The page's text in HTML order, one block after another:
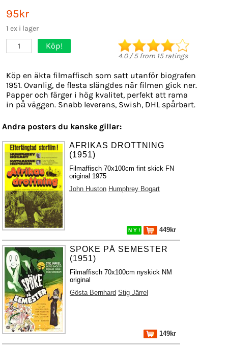
95kr
1 ex i lager
1 Köp!
4.0/5from 15ratings
Köp en äkta filmaffisch som satt utanför biografen
1951. Ovanlig, de flesta slängdes när filmen gick ner.
Papper och färger i hög kvalitet, perfekt att rama
in på väggen. Snabb leverans, Swish, DHL spårbart.
Andra posters du kanske gillar:
AFRIKAS DROTTNING
(1951)
Filmaffisch 70x100cm fint skick FN
original 1975
John Huston Humphrey Bogart
N Y ! 449kr
SPÖKE PÅ SEMESTER
(1951)
Filmaffisch 70x100cm nyskick NM
original
Gösta Bernhard Stig Järrel
149kr